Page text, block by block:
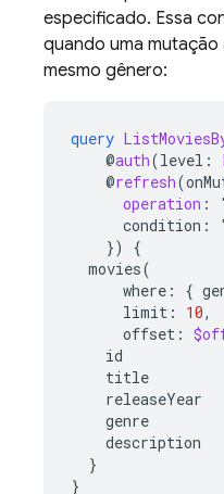
especificado. Essa
quando uma mutação
mesmo gênero:
query
@auth(level :
@refresh(
operation :
condition :
})
{
movies(
where : {
limit : 10,
offset :
id
title
releaseYear
genre
description
}
}